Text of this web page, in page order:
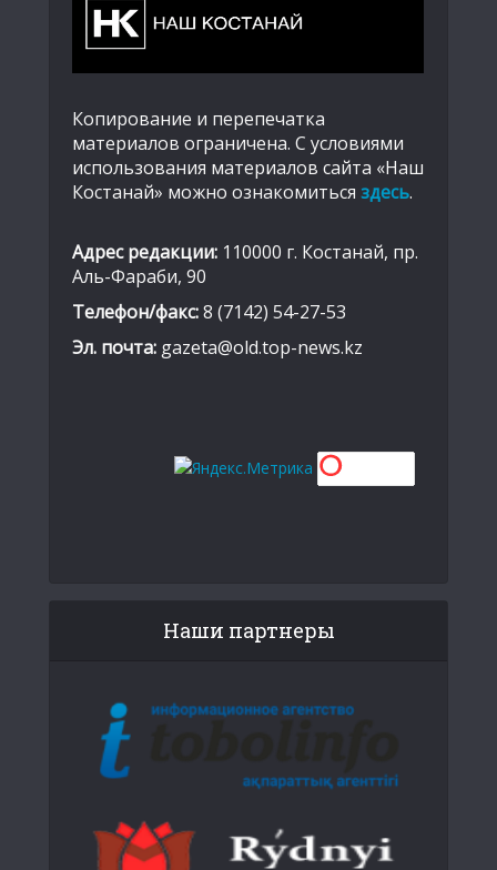
Копирование и перепечатка
материалов ограничена. С условиями
использования материалов сайта «Наш
Костанай» можно ознакомиться здесь.
Адрес редакции: 110000 г. Костанай, пр.
Аль-Фараби, 90
Телефон/факс:8 (7142) 54-27-53
Эл. почта: gazeta@old.top-news.kz
Наши партнеры